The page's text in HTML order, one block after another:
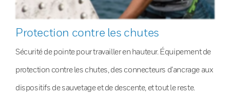
Protection contre les chutes
Sécurité de pointe pour travailler en hauteur. Équipement de
protection contre les chutes, des connecteurs d’ancrage aux
dispositifs de sauvetage et de descente, et tout le reste.